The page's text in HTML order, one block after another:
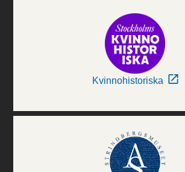
Kvinnohistoriska